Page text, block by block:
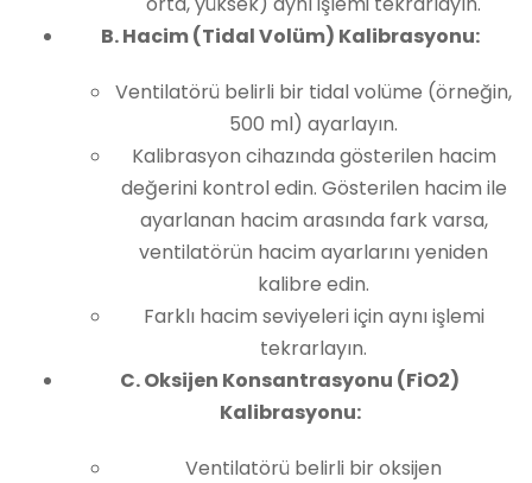
B. Hacim (Tidal Volüm) Kalibrasyonu:
Ventilatörü belirli bir tidal volüme (örneğin,
500 ml) ayarlayın.
Kalibrasyon cihazında gösterilen hacim
değerini kontrol edin. Gösterilen hacim ile
ayarlanan hacim arasında fark varsa,
ventilatörün hacim ayarlarını yeniden
kalibre edin.
Farklı hacim seviyeleri için aynı işlemi
tekrarlayın.
C. Oksijen Konsantrasyonu (FiO2)
Kalibrasyonu:
Ventilatörü belirli bir oksijen